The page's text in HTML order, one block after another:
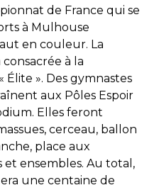
de France qui se
à Mulhouse
en couleur. La
à la
». Des gymnastes
aux Pôles Espoir
Elles feront
cerceau, ballon
place aux
ensembles. Au total,
une centaine de